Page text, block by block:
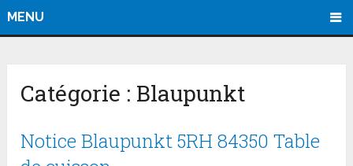
MENU
Catégorie : Blaupunkt
Notice Blaupunkt 5RH 84350 Table